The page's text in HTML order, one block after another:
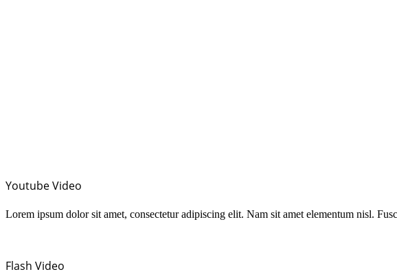
Youtube Video
Lorem ipsum dolor sit amet, consectetur adipiscing elit. Nam sit amet elementum nisl.
Flash Video